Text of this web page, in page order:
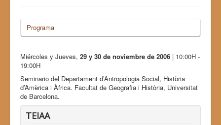
Programa
Miércoles y Jueves, 29 y 30 de noviembre de 2006 | 10:00H -
19:00H
Seminario del Departament d’Antropologia Social, Història
d’Amèrica i Àfrica. Facultat de Geografia i Història, Universitat
de Barcelona.
TEIAA